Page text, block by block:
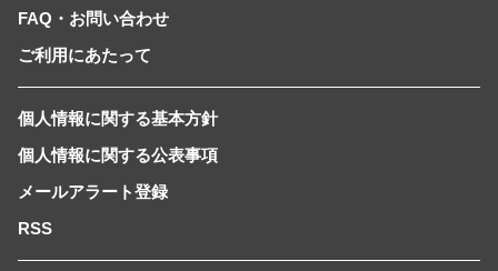
FAQ・お問い合わせ
ご利用にあたって
個人情報に関する基本方針
個人情報に関する公表事項
メールアラート登録
RSS